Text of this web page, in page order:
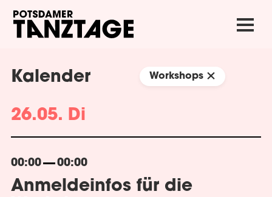
Kalender Workshops
26.05. Di
00:00 00:00
Anmeldeinfos für die